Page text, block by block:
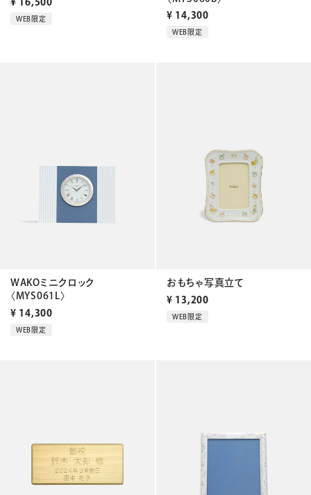
¥ 16,500
WEB限定
¥ 14,300
WEB限定
WAKOミニクロック
〈MYS061L〉
¥ 14,300
WEB限定
おもちゃ写真立て
¥ 13,200
WEB限定